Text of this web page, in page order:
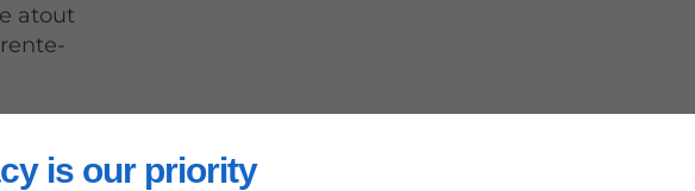
is our priority
atout